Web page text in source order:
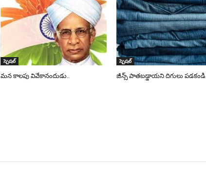
స్పెషల్
మన కాలపు వివేకానందుడు..
స్పెషల్
జీన్స్ పాతబడ్డాయని దిగులు పడకండి..